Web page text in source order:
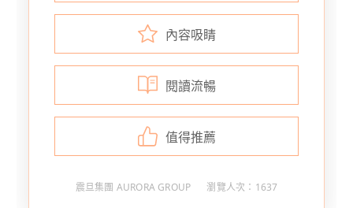
內容吸睛
閱讀流暢
值得推薦
震旦集團 AURORA GROUP 瀏覽人次：1637